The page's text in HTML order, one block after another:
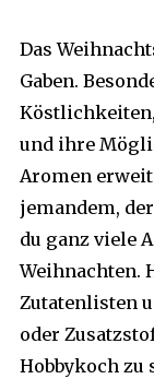
Das
Gaben.
und ihre
Aromen
jemandem,
du ganz viele
Weihnachten.
Zutatenlisten
oder
Hobbykoch zu